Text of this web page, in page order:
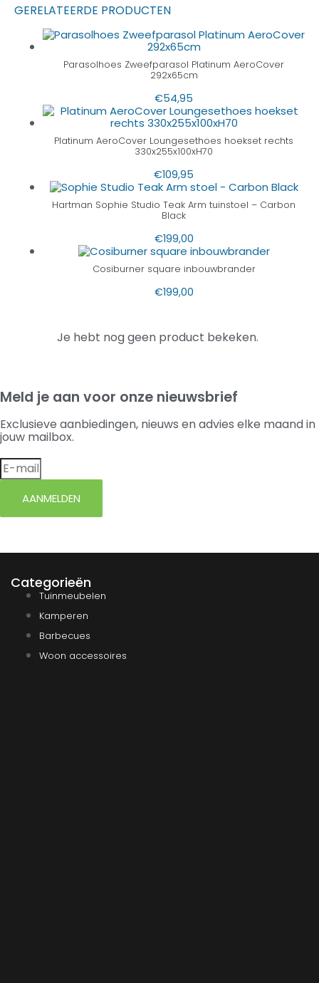
GERELATEERDE PRODUCTEN
Parasolhoes Zweefparasol Platinum AeroCover
292x65cm
€54,95
Platinum AeroCover Loungesethoes hoekset rechts
330x255x100xH70
€109,95
Hartman Sophie Studio Teak Arm tuinstoel – Carbon
Black
€199,00
Cosiburner square inbouwbrander
€199,00
Je hebt nog geen product bekeken.
Meld je aan voor onze nieuwsbrief
Exclusieve aanbiedingen, nieuws en advies elke maand in
jouw mailbox.
AANMELDEN
Categorieën
Tuinmeubelen
Kamperen
Barbecues
Woon accessoires